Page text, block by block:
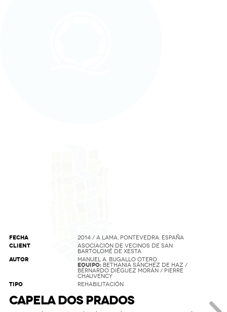
FECHA 2014 / A LAMA, PONTEVEDRA. ESPAÑA
CLIENT
ASOCIACIÓN DE VECINOS DE SAN
BARTOLOMÉ DE XESTA
AUTOR MANUEL A. BUGALLO OTERO
EQUIPO: BETHANIA SÁNCHEZ DE HAZ /
BERNARDO DIÉGUEZ MORÁN / PIERRE
CHAUVENCY
TIPO REHABILITACIÓN
CAPELA DOS PRADOS